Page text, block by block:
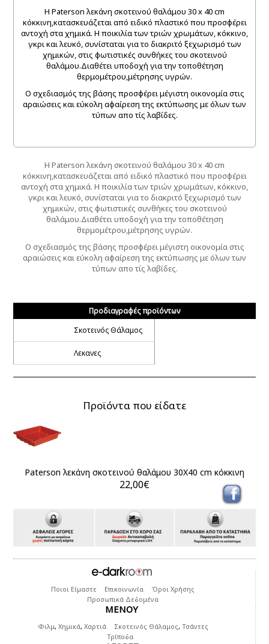
Η Paterson λεκάνη σκοτεινού θαλάμου 30 x 40 cm
κόκκινη,κατασκευάζεται από ειδικό πλαστικό που προσφέρει
αντοχή στα χημικά. Η ποικιλία των τριών χρωμάτων, κόκκινο,
γκρι και λευκό, συνίσταται για το διακριτό ξεχωρισμό των
χημικών, στις φωτιστικές συνθήκες του σκοτεινού
θαλάμου.Διαθέτει υποδοχή για την τοποθέτηση
θερμομέτρου,μέτρησης υγρών.
Ο σχεδιασμός της βάσης προσφέρει μέγιστη οικονομία στις
αραιώσεις και εύκολη αφαίρεση της εκτύπωσης με όλων των
τύπων απο τίς λαβίδες.
Η Paterson λεκάνη σκοτεινού θαλάμου 30 x 40 cm
κόκκινη,κατασκευάζεται από ειδικό πλαστικό που προσφέρει
αντοχή στα χημικά. Η ποικιλία των τριών χρωμάτων, κόκκινο,
γκρι και λευκό, συνίσταται για το διακριτό ξεχωρισμό των
χημικών, στις φωτιστικές συνθήκες του σκοτεινού
θαλάμου.Διαθέτει υποδοχή για την τοποθέτηση
θερμομέτρου,μέτρησης υγρών.
Ο σχεδιασμός της βάσης προσφέρει μέγιστη οικονομία στις
αραιώσεις και εύκολη αφαίρεση της εκτύπωσης με όλων των
τύπων απο τίς λαβίδες.
Προδιαγραφές προϊόντων
Σκοτεινός Θάλαμος
Λεκανες
Προϊόντα που είδατε
Paterson λεκάνη σκοτεινού θαλάμου 30Χ40 cm κόκκινη
22,00€
Ποιοι Είμαστε Επικοινωνία
Όροι Χρήσης
Προσωπικά Δεδομένα
ΜΕΝΟΥ
Φιλμ, Χημικά, Χαρτιά Σκοτεινός Θάλαμος, Τσάντες
Τρίποδα